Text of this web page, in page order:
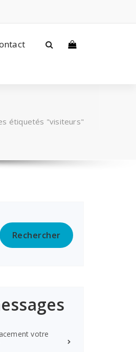
étiquetés "visiteurs"
Rechercher
votre